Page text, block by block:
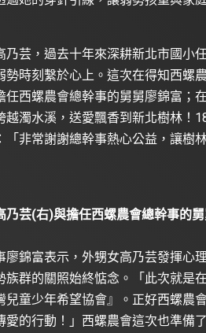
乃芸，過去十年來深耕新北市國小
勢時刻繫於心上。這次在得知西螺
任西螺農會總幹事的舅舅廖錦富；
越濁水溪，送愛飄香到新北樹林！
「非常謝謝總幹事熱心公益，讓樹
乃芸(右)與擔任西螺農會總幹事的
廖錦富表示，外甥女高乃芸發揮心
族群的關照始終惦念。「此次就是
兒童少年希望協會』。正好西螺農
愛的行動！」西螺農會這次也準備